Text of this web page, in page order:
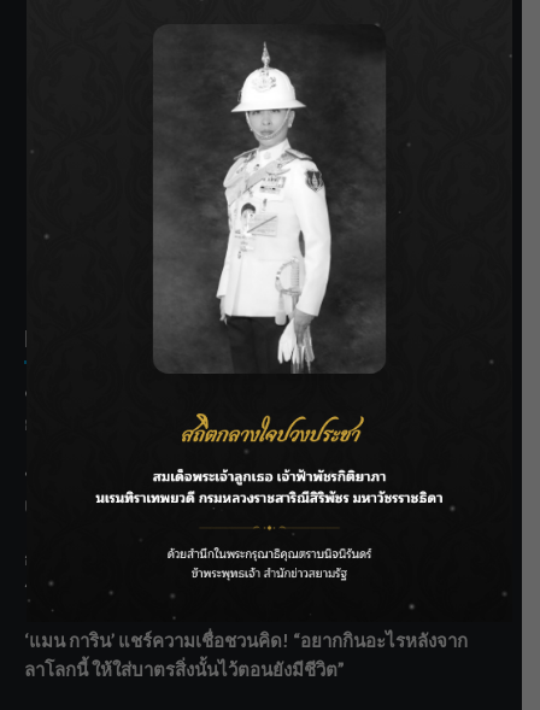
SIAMRATH VARIETY
THE BEST ENTERTAINMENT
Recent Posts
ชลประทานเชียงใหม่เร่งพร่องน้ำแม่น้ำปิง รับมวลน้ำเหนือ ย้ำ
ยังไม่ล้นตลิ่ง
ฟาดลุคใหม่! “แบม พิชญานิน” แดนซ์สับทุกจังหวะ ชวนแฟนๆ
แกะท่า #นอกจอนอกใจ
กรมชลฯ รับฟังประชาชน ติดตามแก้ปัญหาโครงการประตู
ระบายน้ำศรีสองรักฯ
‘แมน การิน’ แชร์ความเชื่อชวนคิด! “อยากกินอะไรหลังจาก
ลาโลกนี้ ให้ใส่บาตรสิ่งนั้นไว้ตอนยังมีชีวิต”